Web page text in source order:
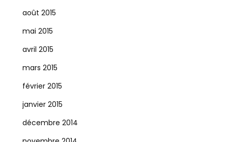
août 2015
mai 2015
avril 2015
mars 2015
février 2015
janvier 2015
décembre 2014